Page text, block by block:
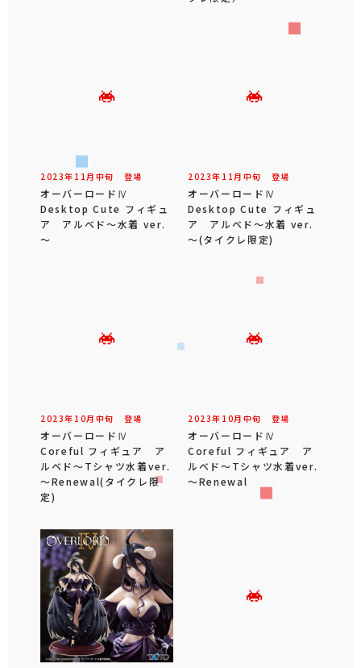
2023年 11 月 中旬 登場
オーバーロードⅣ
Desktop Cute フィギュ
ア アルベド～水着 ver.
～
2023年 11 月 中旬 登場
オーバーロードⅣ
Desktop Cute フィギュ
ア アルベド～水着 ver.
～(タイクレ限定)
2023年 10月 中旬 登場
オーバーロードⅣ
Coreful フィギュア ア
ルベド～Tシャツ水着ver.
～Renewal(タイクレ限
定)
2023年 10月 中旬 登場
オーバーロードⅣ
Coreful フィギュア ア
ルベド～Tシャツ水着ver.
～Renewal